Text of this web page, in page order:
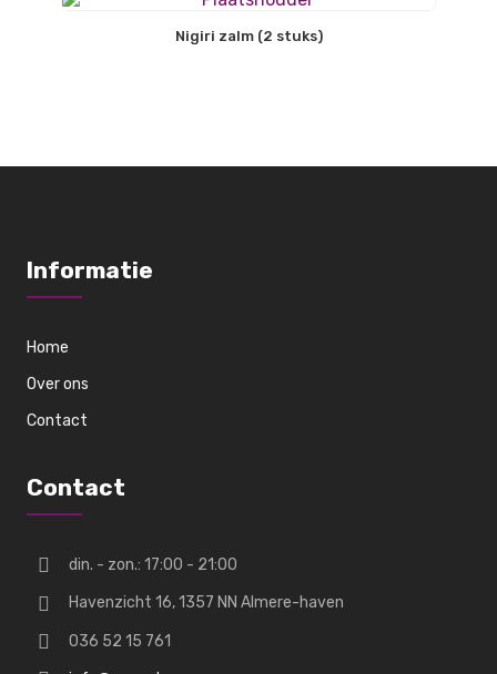
Nigiri zalm (2 stuks)
Informatie
Home
Over ons
Contact
Contact
din. - zon.: 17:00 - 21:00
Havenzicht 16, 1357 NN Almere-haven
036 52 15 761